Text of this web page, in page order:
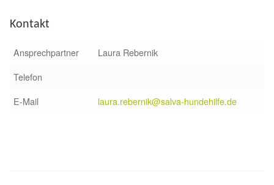
Regenbogenbrücke
Kontakt
Ansprechpartner
Laura Rebernik
Telefon
E-Mail
laura.rebernik@salva-hundehilfe.de